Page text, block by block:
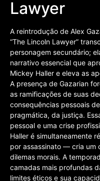
Lawyer
A reintrodução de Alex
“The Lincoln Lawyer”
personagem secundário;
narrativo essencial que
Mickey Haller e eleva as
A presença de Gazarian
as ramificações de suas
consequências pessoais
pragmática, da justiça.
pessoal e uma crise
Haller é simultaneamente
por assassinato — cria um
dilemas morais. A
camadas mais profundas
limites éticos e sua